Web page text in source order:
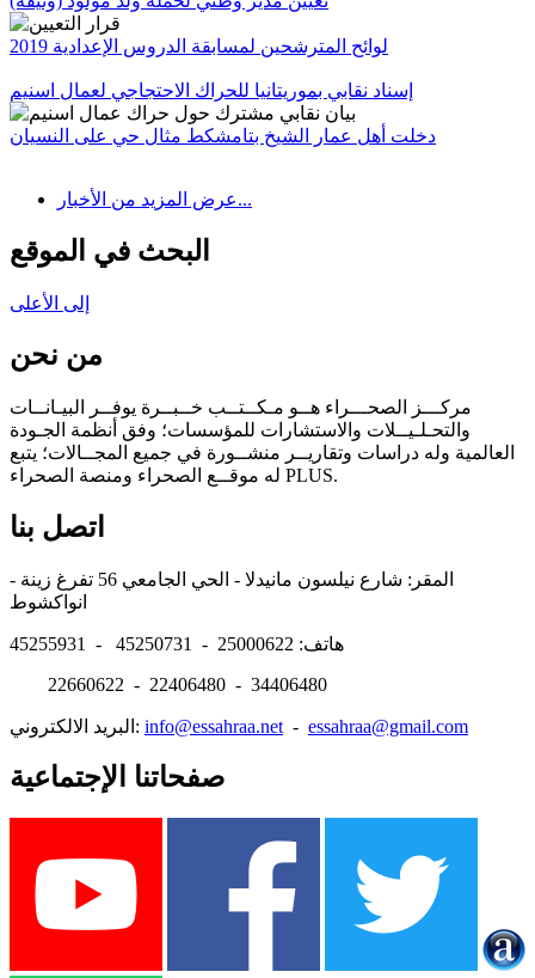
لوائح المترشحين لمسابقة الدروس الإعدادية 2019
إسناد نقابي بموريتانيا للحراك الاحتجاجي لعمال اسنيم
دخلت أهل عمار الشيخ بتامشكط مثال حي على النسيان
عرض المزيد من الأخبار...
البحث في الموقع
إلى الأعلى
من نحن
مركـــز الصحـــراء هــو مـكــتــب خــبــرة يوفــر البيـانــات
والتحـلـيــلات والاستشارات للمؤسسات؛ وفق أنظمة الجـودة
العالمية وله دراسات وتقاريــر منشــورة في جميع المجــالات؛ يتبع
له موقــع الصحراء ومنصة الصحراء PLUS.
اتصل بنا
المقر: شارع نيلسون مانيدلا - الحي الجامعي 56 تفرغ زينة -
هاتف: 25000622 - 45250731 - 45255931
22660622 - 22406480 - 34406480
البريد الالكتروني: info@essahraa.net - essahraa@gmail.com
صفحاتنا الإجتماعية